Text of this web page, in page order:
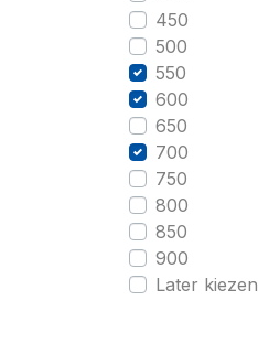
450
500
550
600
650
700
750
800
850
900
Later kiezen